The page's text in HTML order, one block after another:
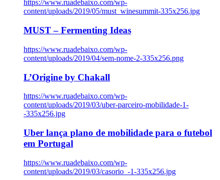
https://www.ruadebaixo.com/wp-
content/uploads/2019/05/must_winesummit-335x256.jpg
MUST – Fermenting Ideas
https://www.ruadebaixo.com/wp-
content/uploads/2019/04/sem-nome-2-335x256.png
L’Origine by Chakall
https://www.ruadebaixo.com/wp-
content/uploads/2019/03/uber-parceiro-mobilidade-1-
-335x256.jpg
Uber lança plano de mobilidade para o futebol
em Portugal
https://www.ruadebaixo.com/wp-
content/uploads/2019/03/casorio_-1-335x256.jpg